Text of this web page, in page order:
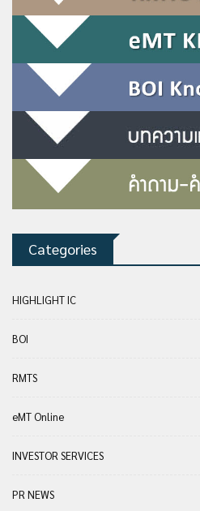
Categories
HIGHLIGHT IC
BOI
RMTS
eMT Online
INVESTOR SERVICES
PR NEWS